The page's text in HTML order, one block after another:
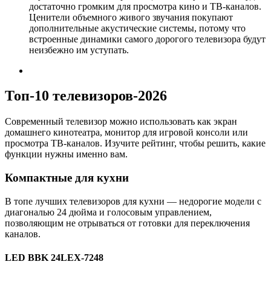
достаточно громким для просмотра кино и ТВ-каналов.
Ценители объемного живого звучания покупают
дополнительные акустические системы, потому что
встроенные динамики самого дорогого телевизора будут
неизбежно им уступать.
Топ-10 телевизоров-2026
Современный телевизор можно использовать как экран
домашнего кинотеатра, монитор для игровой консоли или
просмотра ТВ-каналов. Изучите рейтинг, чтобы решить, какие
функции нужны именно вам.
Компактные для кухни
В топе лучших телевизоров для кухни — недорогие модели с
диагональю 24 дюйма и голосовым управлением,
позволяющим не отрываться от готовки для переключения
каналов.
LED BBK 24LEX-7248